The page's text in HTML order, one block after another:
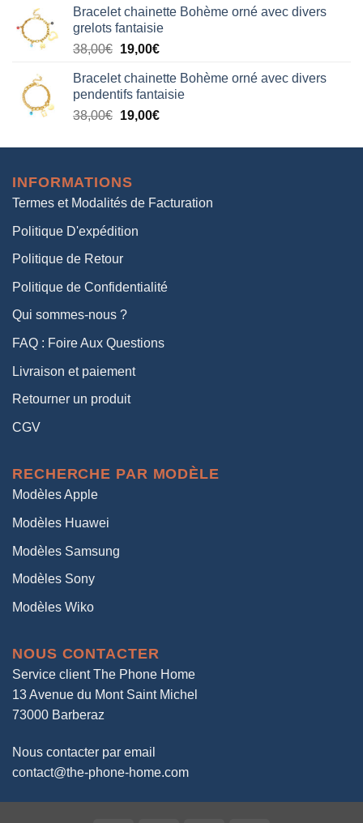
initial
était :
38,00€.
actuel
est :
19,00€.
Bracelet chainette Bohème orné avec divers
grelots fantaisie
38,00€ Le
initial
était :
38,00€.
19,00€Le
actuel
est :
19,00€.
Bracelet chainette Bohème orné avec divers
pendentifs fantaisie
38,00€ Le
initial
38,00€.
19,00€Le
actuel
INFORMATIONS
Termes et Modalités de Facturation
Politique D'expédition
Politique de Retour
Politique de Confidentialité
Qui sommes-nous ?
FAQ : Foire Aux Questions
Livraison et paiement
Retourner un produit
CGV
RECHERCHE PAR MODÈLE
Modèles Apple
Modèles Huawei
Modèles Samsung
Modèles Sony
Modèles Wiko
NOUS CONTACTER
Service client The Phone Home
13 Avenue du Mont Saint Michel
73000 Barberaz
Nous contacter par email
contact@the-phone-home.com